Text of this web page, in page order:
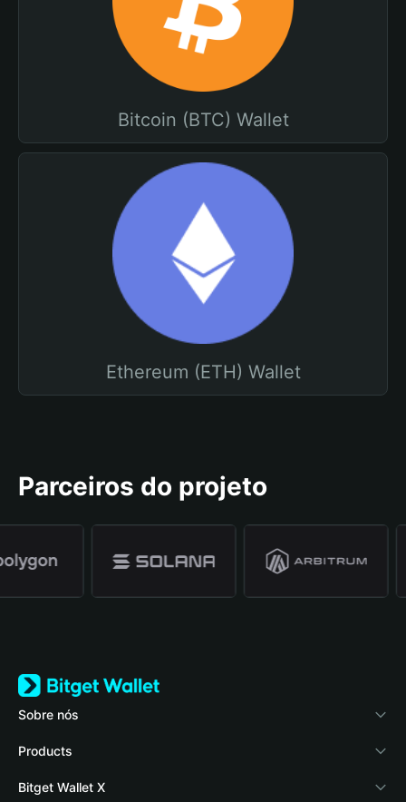
Bitcoin (BTC) Wallet
Ethereum (ETH) Wallet
Parceiros do projeto
Sobre nós
Bitget Wallet
Blog
Products
Crypto Card
Bitget Wallet X